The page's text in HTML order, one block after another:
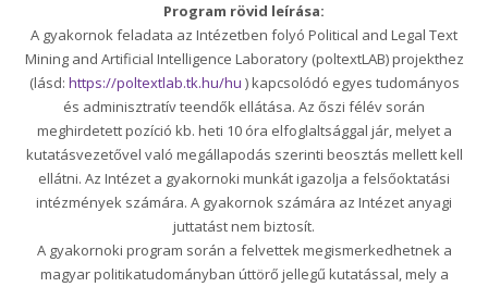
Program rövid leírása:
A gyakornok feladata az Intézetben folyó Political and Legal Text
Mining and Artificial Intelligence Laboratory (poltextLAB) projekthez
(lásd: https://poltextlab.tk.hu/hu ) kapcsolódó egyes tudományos
és adminisztratív teendők ellátása. Az őszi félév során
meghirdetett pozíció kb. heti 10 óra elfoglaltsággal jár, melyet a
kutatásvezetővel való megállapodás szerinti beosztás mellett kell
ellátni. Az Intézet a gyakornoki munkát igazolja a felsőoktatási
intézmények számára. A gyakornok számára az Intézet anyagi
juttatást nem biztosít.
A gyakornoki program során a felvettek megismerkedhetnek a
magyar politikatudományban úttörő jellegű kutatással, mely a